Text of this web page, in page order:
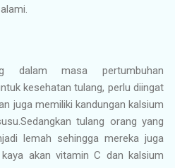
dalam masa pertumbuhan
kesehatan tulang, perlu diingat
juga memiliki kandungan kalsium
tulang orang yang
lemah sehingga mereka juga
akan vitamin C dan kalsium